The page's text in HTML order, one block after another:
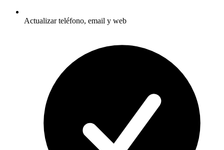
Actualizar teléfono, email y web